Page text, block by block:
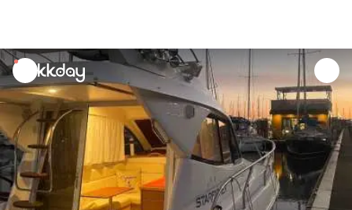
unread
notifications